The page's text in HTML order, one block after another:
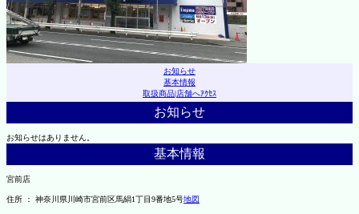
お知らせ
基本情報
取扱商品|店舗へｱｸｾｽ
お知らせ
お知らせはありません。
基本情報
宮前店
住所 ： 神奈川県川崎市宮前区馬絹1丁目9番地5号地図